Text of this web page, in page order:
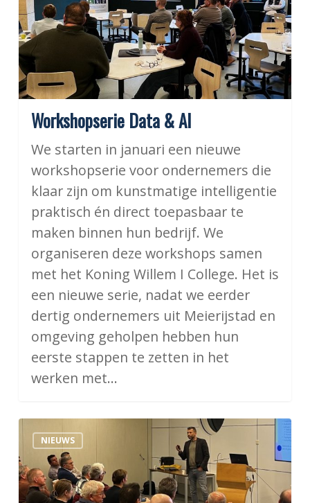
Workshopserie Data & AI
We starten in januari een nieuwe
workshopserie voor ondernemers die
klaar zijn om kunstmatige intelligentie
praktisch én direct toepasbaar te
maken binnen hun bedrijf. We
organiseren deze workshops samen
met het Koning Willem I College. Het is
een nieuwe serie, nadat we eerder
dertig ondernemers uit Meierijstad en
omgeving geholpen hebben hun
eerste stappen te zetten in het
werken met…
Ondernemersfonds
NIEUWS